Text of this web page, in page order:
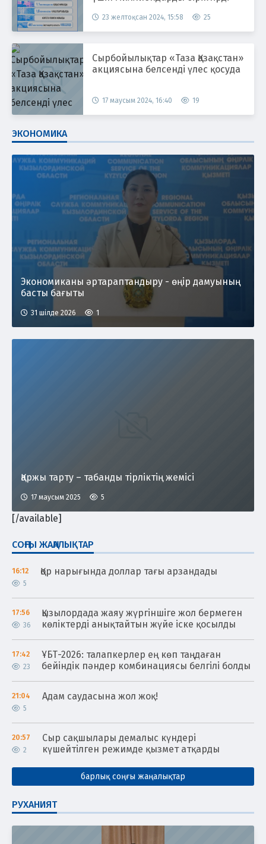
СОҢҒЫ ЖАҢАЛЫҚТАР
16:12
5
Қор нарығында доллар тағы арзандады
17:56
36
Қызылордада жаяу жүргіншіге жол бермеген
көліктерді анықтайтын жүйе іске қосылды
17:42
23
ҰБТ-2026: талапкерлер ең көп таңдаған
бейіндік пәндер комбинациясы белгілі болды
21:04
5
Адам саудасына жол жоқ!
20:57
2
Сыр сақшылары демалыс күндері
күшейтілген режимде қызмет атқарды
барлық соңғы жаңалықтар
РУХАНИЯТ
23 желтоқсан 2024, 15:58 25
Сырбойылықтар «Таза Қазақстан»
акциясына белсенді үлес қосуда
17 маусым 2024, 16:40 19
ЭКОНОМИКА
Экономиканы әртараптандыру - өңір дамуының
басты бағыты
31 шілде 2026 1
Қаржы тарту – табанды тірліктің жемісі
17 маусым 2025 5
[/available]